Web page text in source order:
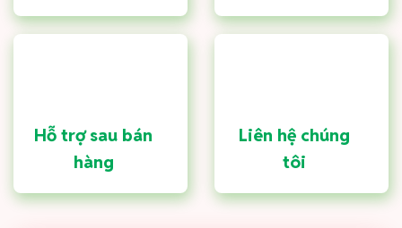
Hỗ trợ sau bán
hàng
Liên hệ chúng
tôi